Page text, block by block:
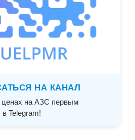
НА КАНАЛ
ценах на АЗС первым
в Telegram!